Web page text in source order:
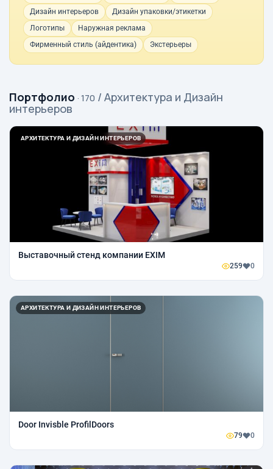
Дизайн интерьеров
Дизайн упаковки/этикетки
Логотипы
Наружная реклама
Фирменный стиль (айдентика)
Экстерьеры
Портфолио · 170 / Архитектура и Дизайн
интерьеров
АРХИТЕКТУРА И ДИЗАЙН ИНТЕРЬЕРОВ
Выставочный стенд компании EXIM
259 0
АРХИТЕКТУРА И ДИЗАЙН ИНТЕРЬЕРОВ
Door Invisble ProfilDoors
79 0